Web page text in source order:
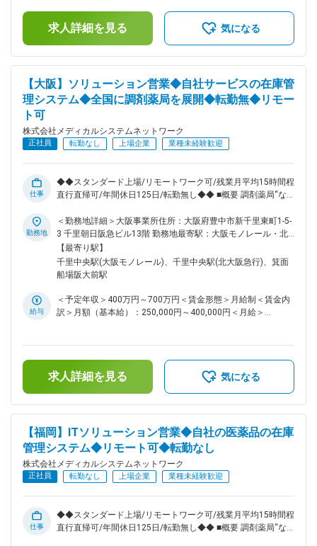
ら、業務を進めていただきます。 ■キャリアパス 経験やスキ
ルなどによりますが、組織のマネジメント業務へステップアッ
プや、スペシャリストとして業務を極めていっていただくこと
やリモートワークを柔軟に活用できます。 ◎残業は月平均15
時間程度なので、ワークライフバランスを重視することができ
ます。 ◎産休・育休取得後の復帰率も約98％など、高い定着
率が特徴で、長期的な就業が可能です。 ■当社の特徴 当社は
給食事業・訪問介護事業等、地域の「医・食・住」のインフラ
として地域住民の健康を支えるトータルサービス事業を展開し
ています。地域に根差した医療サービスの提供を目指し、医薬
連携による細やかな医療・サービスの提供を行っております。
調剤薬局事業では全国435店舗を展開、医薬品ネットワーク加
盟件数は47都道府県で合計8,912件（2023年8月末）を全国各
支給）賃金はあくまでも目安の金額であり、選考を通じて上下
する可能性があります。月給(月額)は固定手当を含めた表記で
求人詳細を見る 気になる
【大阪】ソリューション営業◆自社サービスの在庫管
理システム◆全国に調剤薬局を展開◆転勤無◆リモー
ト可
株式会社メディカルシステムネットワーク
正社員 転勤なし 上場企業 業種未経験歓迎
仕事
◆◆スタンダード上場/リモートワーク可/残業月平均15時間程/
直行直帰可/年間休日125日/転勤無し◆◆ ■概要 調剤薬局“なの
品の在庫管理システム拡販のために新組織を立ち上げました。
新システム拡販のため営業メンバーを募集いたします。 ■業務
内容 自社サービスである医薬品の在庫管理システム
「LINCLE」（https://msnw-lincle.jp/）の新規導入の提案営業
をお任せいたします。 調剤薬局向けにどのように拡販してい
個人目標として課されますが、立ち上げフェーズのサービスで
あるため、数字だけではなく定性面を含めた評価となります。
員がしっかりフォローしますので、業界未経験の方もご安心く
ださい。カスタマーサポート等、他チームメンバーと連携しな
がら、業務を進めていただきます。 ■キャリアパス 経験やス
キルなどによりますが、組織のマネジメント業務へステップア
とも可能です。 ■働きやすい環境 ◎業務都合に合わせ、直行直
帰やリモートワークを柔軟に活用できます。 ◎残業は月平均
15時間程度なので、ワークライフバランスを重視することが
できます。 ◎産休・育休取得後の復帰率も約98％など、高い
定着率が特徴で、長期的な就業が可能です。 ■当社の特徴 当
社は医薬品ネットワーク事業・調剤薬局事業・賃貸設備関連事
開しています。地域に根差した医療サービスの提供を目指し、
医薬連携による細やかな医療・サービスの提供を行っておりま
勤務地
＜勤務地詳細＞大阪事業所住所：大阪府豊中市新千里東町1-5-
3 千里朝日阪急ビル13階 勤務地最寄駅：大阪モノレール・北
大阪急行線線／千里中央駅受動喫煙対策：屋内全面禁煙変更の
範囲：会社の定める事業所（リモートワーク含む）
【最寄り駅】
千里中央駅(大阪モノレール)、千里中央駅(北大阪急行)、箕面
船場阪大前駅
給与
＜予定年収＞400万円～700万円＜賃金形態＞月給制＜賃金内
訳＞月額（基本給）：250,000円～400,000円＜月給＞
支給）賃金はあくまでも目安の金額であり、選考を通じて上下
する可能性があります。月給(月額)は固定手当を含めた表記で
求人詳細を見る 気になる
【福岡】ITソリューション営業◆自社の医薬品の在庫
管理システム◆リモート可◆転勤なし
株式会社メディカルシステムネットワーク
正社員 転勤なし 上場企業 業種未経験歓迎
仕事
◆◆スタンダード上場/リモートワーク可/残業月平均15時間程/
直行直帰可/年間休日125日/転勤無し◆◆ ■概要 調剤薬局“なの